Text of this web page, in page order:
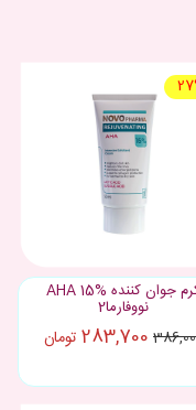
کرم جوان کننده AHA 15%
نووفارما2
283,700 تومان